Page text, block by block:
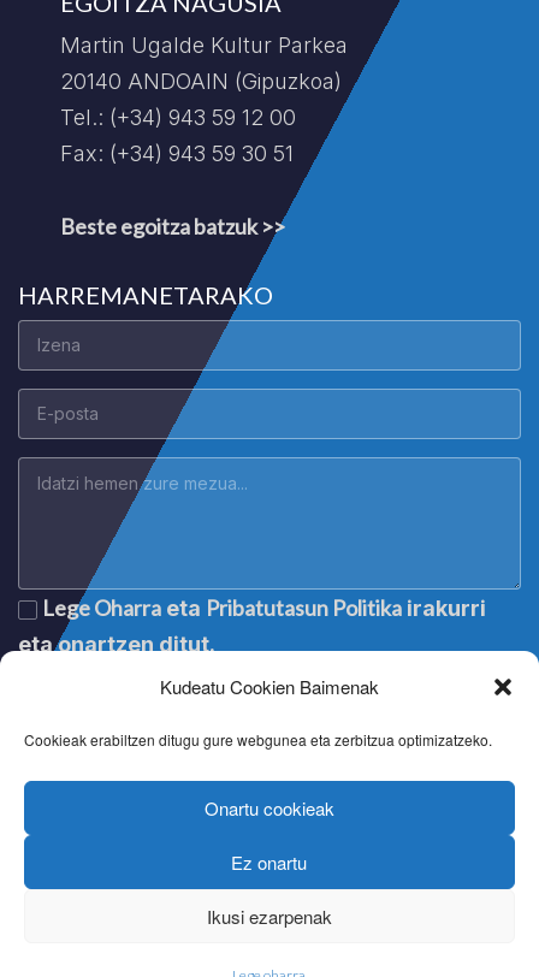
Kudeatu Cookien Baimenak
Cookieak erabiltzen ditugu gure webgunea eta zerbitzua optimizatzeko.
Onartu cookieak
Ez onartu
Ikusi ezarpenak
Martin Ugalde Kultur Parkea
20140 ANDOAIN (Gipuzkoa)
Tel.: (+34) 943 59 12 00
Fax: (+34) 943 59 30 51
Beste egoitza batzuk >>
HARREMANETARAKO
Lege Oharra eta Pribatutasun Politika irakurri
eta onartzen ditut.
confidentialité|Privacy policy
Política de cookies